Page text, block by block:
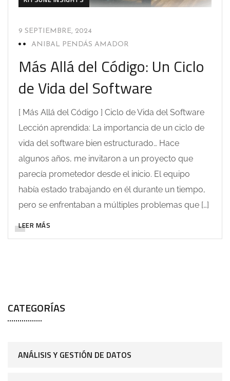
9 SEPTIEMBRE, 2024
ANIBAL PENDÁS AMADOR
Más Allá del Código: Un Ciclo
de Vida del Software
[ Más Allá del Código ] Ciclo de Vida del Software
Lección aprendida: La importancia de un ciclo de
vida del software bien estructurado… Hace
algunos años, me invitaron a un proyecto que
parecía prometedor desde el inicio. El equipo
había estado trabajando en él durante un tiempo,
pero se enfrentaban a múltiples problemas que […]
LEER MÁS
CATEGORÍAS
ANÁLISIS Y GESTIÓN DE DATOS